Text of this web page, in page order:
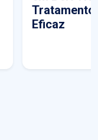
Tratamento
Eficaz